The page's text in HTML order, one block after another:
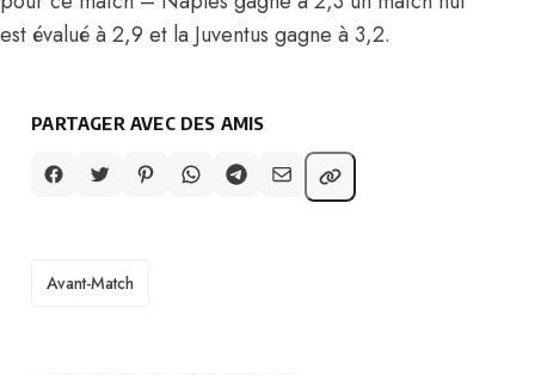
est évalué à 2,9 et la Juventus gagne à 3,2.
PARTAGER AVEC DES AMIS
TAGS
Avant-Match